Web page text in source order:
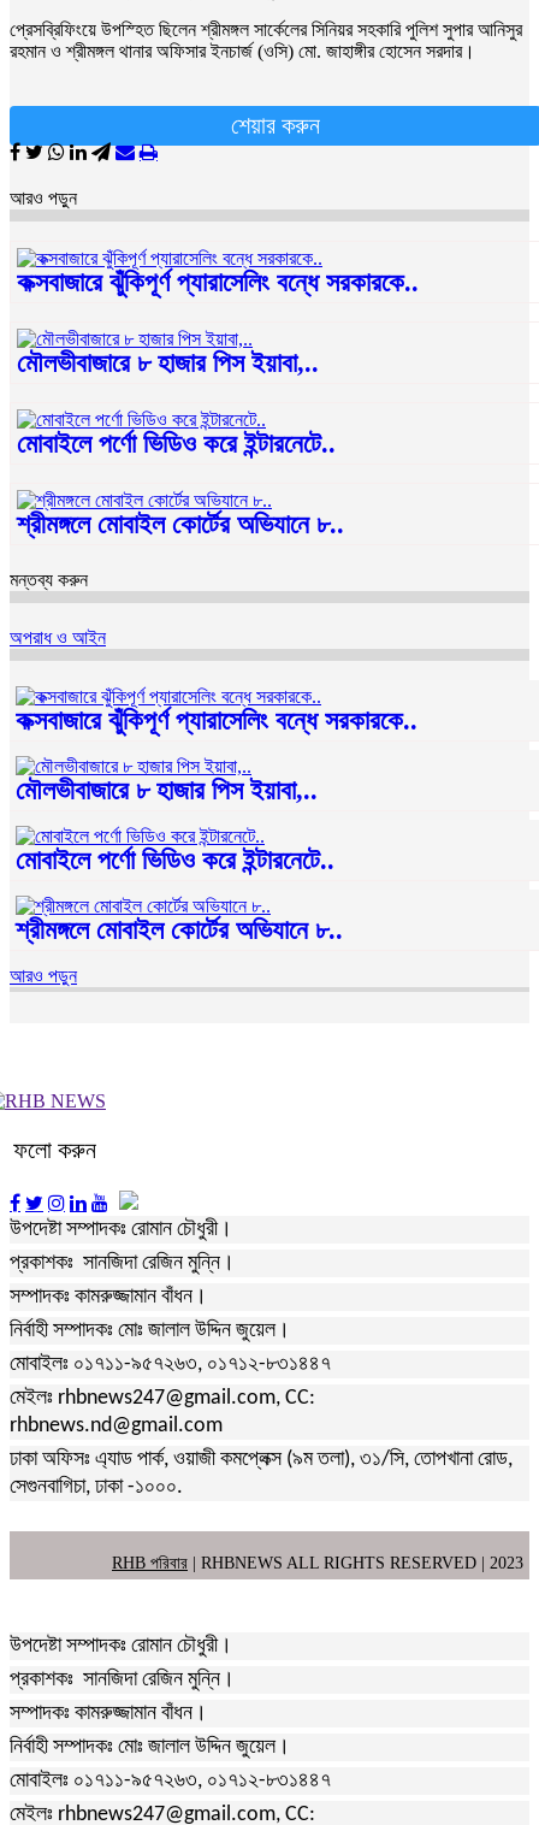
প্রেসব্রিফিংয়ে উপস্হিত ছিলেন শ্রীমঙ্গল সার্কেলের সিনিয়র সহকারি পুলিশ সুপার আনিসুর
রহমান ও শ্রীমঙ্গল থানার অফিসার ইনচার্জ (ওসি) মো. জাহাঙ্গীর হোসেন সরদার।
শেয়ার করুন
আরও পড়ুন
কক্সবাজারে ঝুঁকিপূর্ণ প্যারাসেলিং বন্ধে সরকারকে..
মৌলভীবাজারে ৮ হাজার পিস ইয়াবা,..
মোবাইলে পর্ণো ভিডিও করে ইন্টারনেটে..
শ্রীমঙ্গলে মোবাইল কোর্টের অভিযানে ৮..
মন্তব্য করুন
অপরাধ ও আইন
কক্সবাজারে ঝুঁকিপূর্ণ প্যারাসেলিং বন্ধে সরকারকে..
মৌলভীবাজারে ৮ হাজার পিস ইয়াবা,..
মোবাইলে পর্ণো ভিডিও করে ইন্টারনেটে..
শ্রীমঙ্গলে মোবাইল কোর্টের অভিযানে ৮..
আরও পড়ুন
ফলো করুন
উপদেষ্টা সম্পাদকঃ রোমান চৌধুরী।
প্রকাশকঃ সানজিদা রেজিন মুন্নি।
সম্পাদকঃ কামরুজ্জামান বাঁধন।
নির্বাহী সম্পাদকঃ মোঃ জালাল উদ্দিন জুয়েল।
মোবাইলঃ ০১৭১১-৯৫৭২৬৩, ০১৭১২-৮৩১৪৪৭
মেইলঃ rhbnews247@gmail.com, CC:
rhbnews.nd@gmail.com
ঢাকা অফিসঃ এ্যাড পার্ক, ওয়াজী কমপ্লেক্স (৯ম তলা), ৩১/সি, তোপখানা রোড,
সেগুনবাগিচা, ঢাকা -১০০০.
RHB পরিবার | RHBNEWS ALL RIGHTS RESERVED | 2023
উপদেষ্টা সম্পাদকঃ রোমান চৌধুরী।
প্রকাশকঃ সানজিদা রেজিন মুন্নি।
সম্পাদকঃ কামরুজ্জামান বাঁধন।
নির্বাহী সম্পাদকঃ মোঃ জালাল উদ্দিন জুয়েল।
মোবাইলঃ ০১৭১১-৯৫৭২৬৩, ০১৭১২-৮৩১৪৪৭
মেইলঃ rhbnews247@gmail.com, CC: